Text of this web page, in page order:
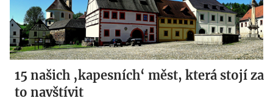
15 našich ‚kapesních‘ měst, která stojí za
to navštívit